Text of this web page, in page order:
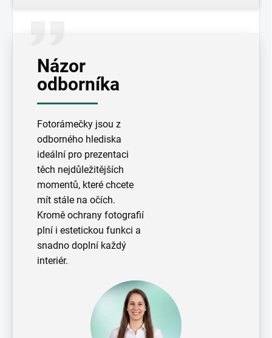
Názor
odborníka
Fotorámečky jsou z
odborného hlediska
ideální pro prezentaci
těch nejdůležitějších
momentů, které chcete
mít stále na očích.
Kromě ochrany fotografií
plní i estetickou funkci a
snadno doplní každý
interiér.